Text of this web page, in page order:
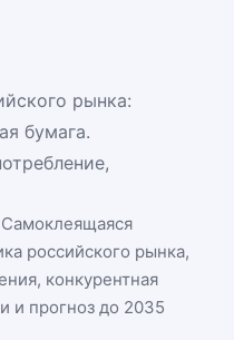
рынка:
бумага.
Самоклеящаяся
российского рынка,
конкурентная
и прогноз до 2035